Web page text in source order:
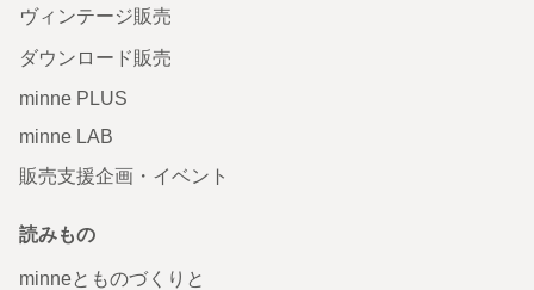
ヴィンテージ販売
ダウンロード販売
minne PLUS
minne LAB
販売支援企画・イベント
読みもの
minneとものづくりと